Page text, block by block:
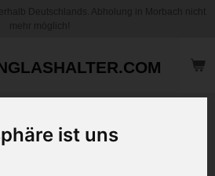
ist uns
MUSICAL - mit den